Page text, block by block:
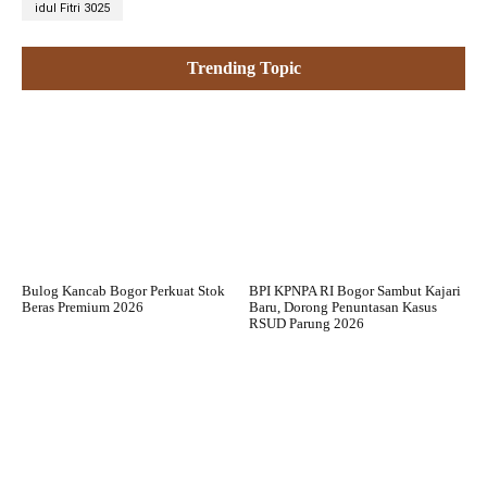
idul Fitri 3025
Trending Topic
Bulog Kancab Bogor Perkuat Stok
Beras Premium 2026
BPI KPNPA RI Bogor Sambut Kajari
Baru, Dorong Penuntasan Kasus
RSUD Parung 2026